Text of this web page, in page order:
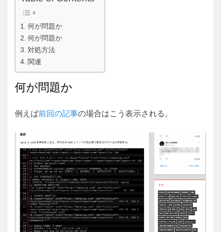
何が問題か
何が問題か
対処方法
関連
何が問題か
例えば前回の記事の場合はこう表示される。